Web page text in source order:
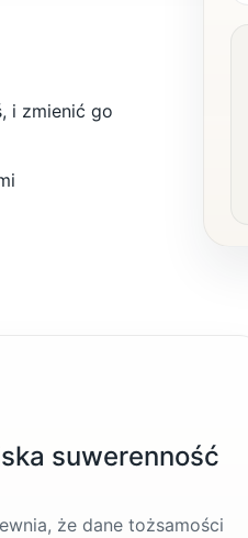
i zmienić go
suwerenność
że dane tożsamości